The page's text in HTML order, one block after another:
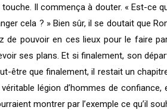
touche. Il commença à douter. « Est-ce
cela ? » Bien sûr, il se doutait que
de pouvoir en ces lieux pour le faire
ses plans. Et si finalement, son
être que finalement, il restait un
légion d’hommes de
montrer par l’exemple ce qu’il